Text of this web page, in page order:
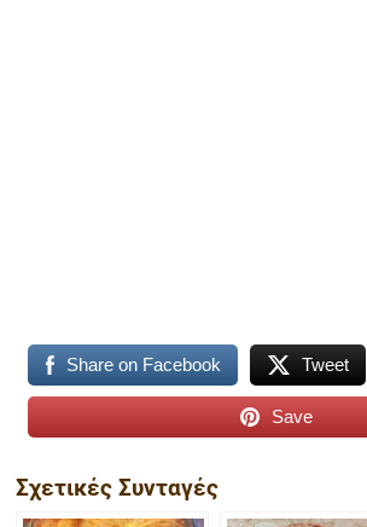
Share on Facebook Tweet
Save
Σχετικές Συνταγές